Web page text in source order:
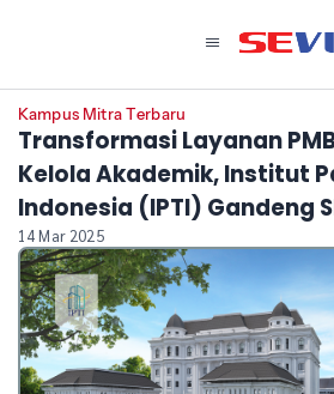
Kampus Mitra Terbaru
Transformasi Layanan
Kelola Akademik, Institut
Indonesia (IPTI) Gandeng
14 Mar 2025